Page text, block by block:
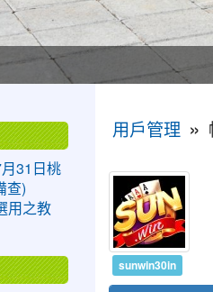
廊
廊
用戶管理 »
sunwin30in
31日桃
查)
用之教